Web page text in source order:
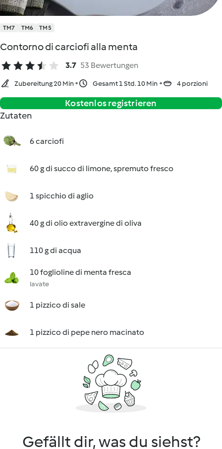
TM7 TM6 TM5
Contorno di carciofi alla menta
3.7 53 Bewertungen
Zubereitung 20 Min Gesamt 1 Std. 10 Min 4 porzioni
Kostenlos registrieren
Zutaten
6 carciofi
60 g di succo di limone, spremuto fresco
1 spicchio di aglio
40 g di olio extravergine di oliva
110 g di acqua
10 foglioline di menta fresca
lavate
1 pizzico di sale
1 pizzico di pepe nero macinato
Gefällt dir, was du siehst?